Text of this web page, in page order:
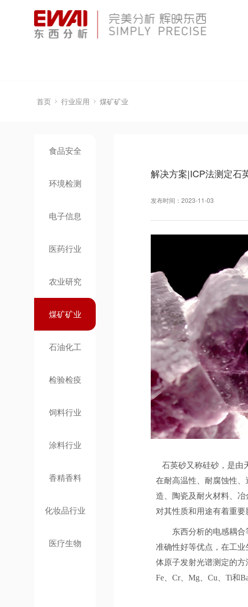
首页 行业应用 煤矿矿业
食品安全
环境检测
电子信息
医药行业
农业研究
煤矿矿业
石油化工
检验检疫
饲料行业
涂料行业
香精香料
化妆品行业
医疗生物
解决方案|ICP法测定石
发布时间：2023-11-03
石英砂又称硅砂，是由
在耐高温性、耐腐蚀性
造、陶瓷及耐火材料、
对其性质和用途有着重
东西分析的电感耦
准确性好等优点，在工
体原子发射光谱测定的
Fe 、Cr、Mg 、Cu 、Ti和